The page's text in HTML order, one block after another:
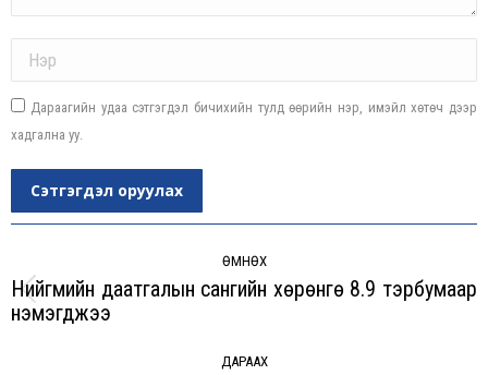
Дараагийн удаа сэтгэгдэл бичихийн тулд өөрийн нэр, имэйл хөтөч дээр
хадгална уу.
Сэтгэгдэл оруулах
ӨМНӨХ
Previous
Нийгмийн даатгалын сангийн хөрөнгө 8.9 тэрбумаар
нэмэгджээ
ДАРААХ